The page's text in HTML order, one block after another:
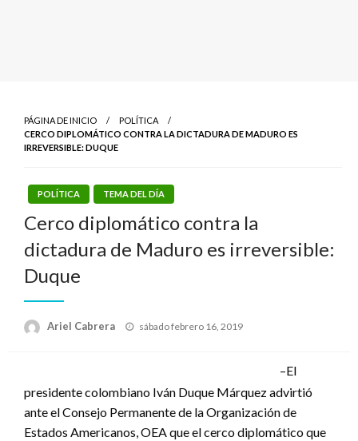
PÁGINA DE INICIO
POLÍTICA
CERCO DIPLOMÁTICO CONTRA LA DICTADURA DE MADURO ES
IRREVERSIBLE: DUQUE
POLÍTICA TEMA DEL DÍA
Cerco diplomático contra la
dictadura de Maduro es irreversible:
Duque
Ariel Cabrera
Publicado
sábado febrero 16, 2019
–El
presidente colombiano Iván Duque Márquez advirtió
ante el Consejo Permanente de la Organización de
Estados Americanos, OEA que el cerco diplomático que